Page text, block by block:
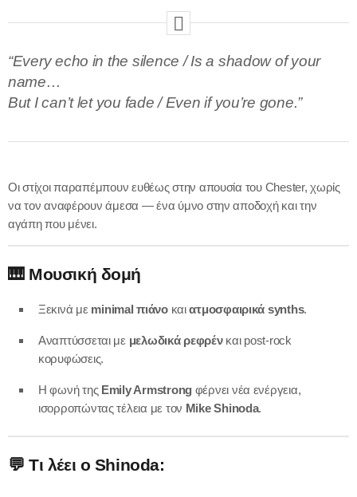
“Every echo in the silence / Is a shadow of your
name…
But I can’t let you fade / Even if you’re gone.”
Οι στίχοι παραπέμπουν ευθέως στην απουσία του Chester, χωρίς
να τον αναφέρουν άμεσα — ένα ύμνο στην αποδοχή και την
αγάπη που μένει.
🎹 Μουσική δομή
Ξεκινά με minimal πιάνοκαιατμοσφαιρικά synths.
Αναπτύσσεται με μελωδικά ρεφρένκαι post-rock
κορυφώσεις.
Η φωνή της Emily Armstrong φέρνει νέα ενέργεια,
ισορροπώντας τέλεια με τον Mike Shinoda.
💬 Τι λέει ο Shinoda: